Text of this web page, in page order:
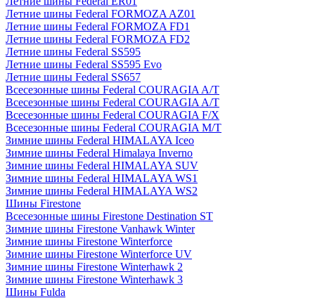
Летние шины Federal FORMOZA AZ01
Летние шины Federal FORMOZA FD1
Летние шины Federal FORMOZA FD2
Летние шины Federal SS595
Летние шины Federal SS595 Evo
Летние шины Federal SS657
Всесезонные шины Federal COURAGIA A/T
Всесезонные шины Federal COURAGIA A/T
Всесезонные шины Federal COURAGIA F/X
Всесезонные шины Federal COURAGIA M/T
Зимние шины Federal HIMALAYA Iceo
Зимние шины Federal Himalaya Inverno
Зимние шины Federal HIMALAYA SUV
Зимние шины Federal HIMALAYA WS1
Зимние шины Federal HIMALAYA WS2
Шины Firestone
Всесезонные шины Firestone Destination ST
Зимние шины Firestone Vanhawk Winter
Зимние шины Firestone Winterforce
Зимние шины Firestone Winterforce UV
Зимние шины Firestone Winterhawk 2
Зимние шины Firestone Winterhawk 3
Шины Fulda